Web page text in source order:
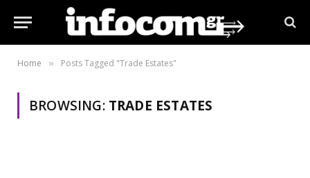
Home » Posts Tagged "Trade Estates"
BROWSING: TRADE ESTATES